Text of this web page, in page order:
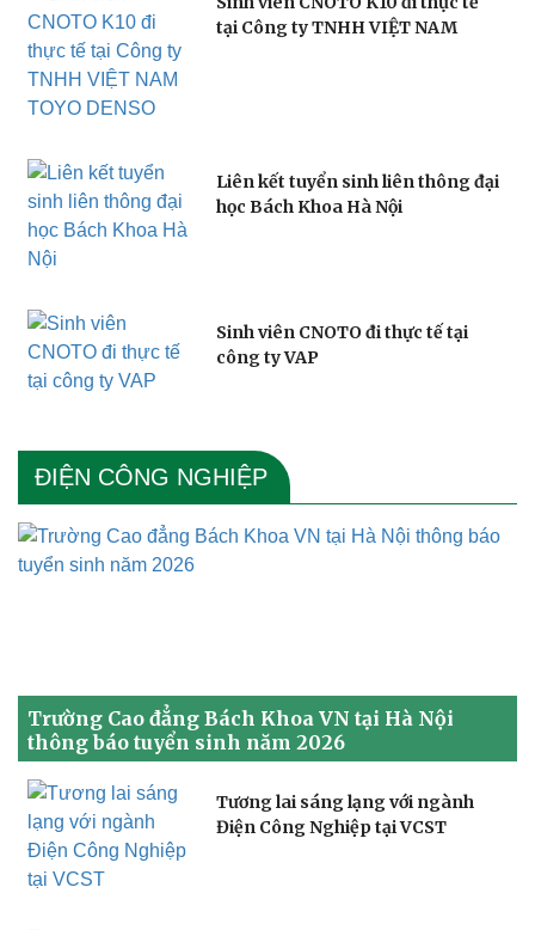
tại Công ty TNHH VIỆT NAM
Liên kết tuyển sinh liên thông đại
học Bách Khoa Hà Nội
Sinh viên CNOTO đi thực tế tại
công ty VAP
ĐIỆN CÔNG NGHIỆP
Trường Cao đẳng Bách Khoa VN tại Hà Nội
thông báo tuyển sinh năm 2026
Tương lai sáng lạng với ngành
Điện Công Nghiệp tại VCST